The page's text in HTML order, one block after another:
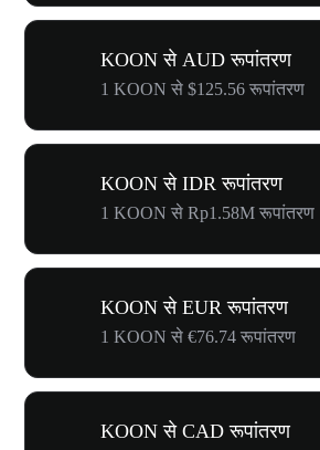
KOON से AUD रूपांतरण
1 KOON से $125.56 रूपांतरण
KOON से IDR रूपांतरण
1 KOON से Rp1.58M रूपांतरण
KOON से EUR रूपांतरण
1 KOON से €76.74 रूपांतरण
KOON से CAD रूपांतरण